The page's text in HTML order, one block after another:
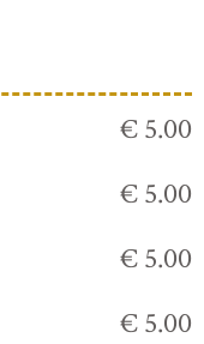
€ 5.00
€ 5.00
€ 5.00
€ 5.00